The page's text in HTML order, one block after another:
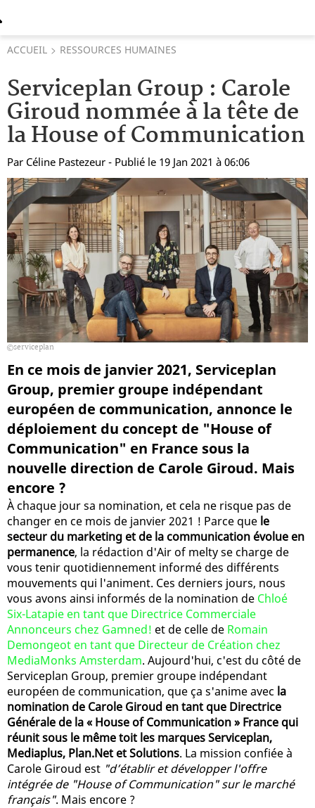
ACCUEIL RESSOURCES HUMAINES
Serviceplan Group : Carole
Giroud nommée à la tête de
la House of Communication
Par Céline Pastezeur - Publié le 19 Jan 2021 à 06:06
serviceplan
En ce mois de janvier 2021, Serviceplan
Group, premier groupe indépendant
européen de communication, annonce le
déploiement du concept de "House of
Communication" en France sous la
nouvelle direction de Carole Giroud. Mais
encore ?
À chaque jour sa nomination, et cela ne risque pas de
changer en ce mois de janvier 2021 ! Parce que le
secteur du marketing et de la communication évolue en
permanence, la rédaction d'Air of melty se charge de
vous tenir quotidiennement informé des différents
mouvements qui l'animent. Ces derniers jours, nous
vous avons ainsi informés de la nomination de Chloé
Six-Latapie en tant que Directrice Commerciale
Annonceurs chez Gamned! et de celle de Romain
Demongeot en tant que Directeur de Création chez
MediaMonks Amsterdam. Aujourd'hui, c'est du côté de
Serviceplan Group, premier groupe indépendant
européen de communication, que ça s'anime avec la
nomination de Carole Giroud en tant que Directrice
Générale de la « House of Communication » France qui
réunit sous le même toit les marques Serviceplan,
Mediaplus, Plan.Net et Solutions. La mission confiée à
Carole Giroud est "d’établir et développer l'offre
intégrée de "House of Communication" sur le marché
français". Mais encore ?